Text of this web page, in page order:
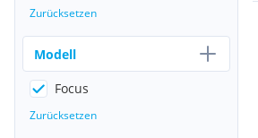
Zurücksetzen
Modell
Focus
Zurücksetzen